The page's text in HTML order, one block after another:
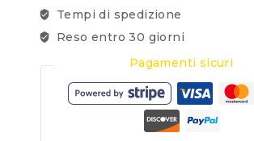
Tempi di spedizione
Reso entro 30 giorni
Pagamenti sicuri